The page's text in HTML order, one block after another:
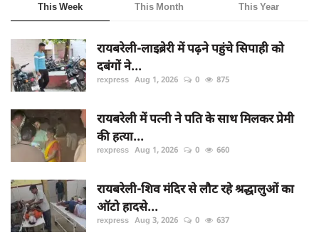
This Week This Month This Year
रायबरेली-लाइब्रेरी में पढ़ने पहुंचे सिपाही को
दबंगों ने...
rexpress Aug 1, 2026 0 875
रायबरेली में पत्नी ने पति के साथ मिलकर प्रेमी
की हत्या...
rexpress Aug 1, 2026 0 660
रायबरेली-शिव मंदिर से लौट रहे श्रद्धालुओं का
ऑटो हादसे...
rexpress Aug 3, 2026 0 637